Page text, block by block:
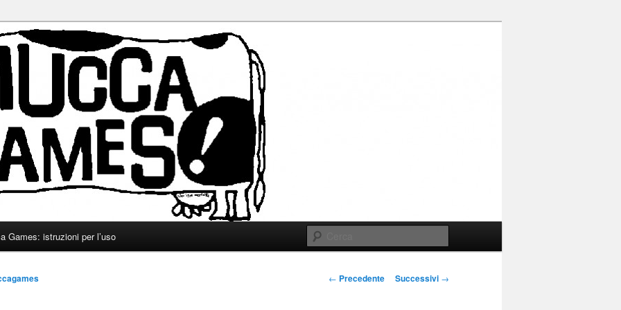
Games: istruzioni per l’uso
Navigazione
← Precedente Successivi →